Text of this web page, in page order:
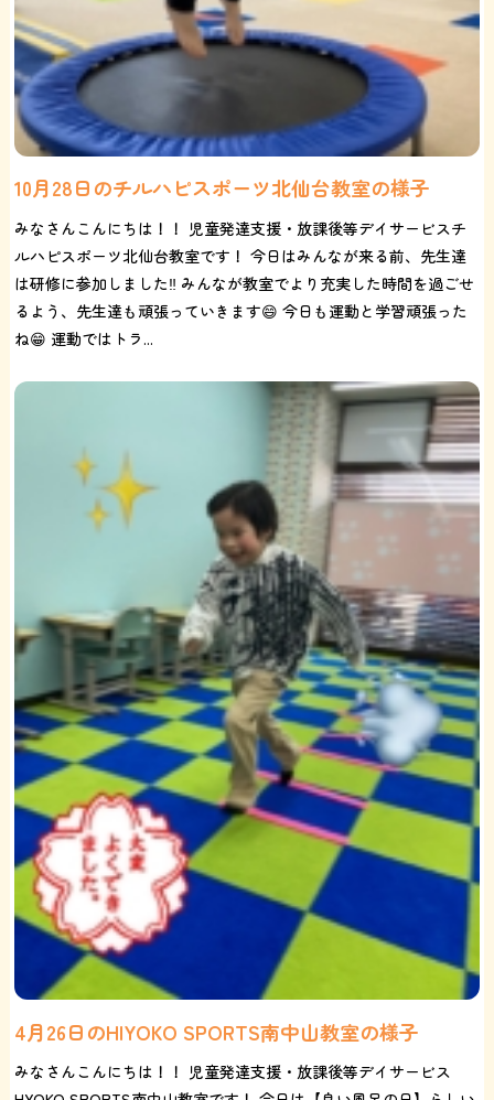
10月28日のチルハピスポーツ北仙台教室の様子
みなさんこんにちは！！ 児童発達支援・放課後等デイサービスチ
ルハピスポーツ北仙台教室です！ 今日はみんなが来る前、先生達
は研修に参加しました‼️ みんなが教室でより充実した時間を過ごせ
るよう、先生達も頑張っていきます😄 今日も運動と学習頑張った
ね😁 運動ではトラ...
4月26日のHIYOKO SPORTS南中山教室の様子
みなさんこんにちは！！ 児童発達支援・放課後等デイサービス